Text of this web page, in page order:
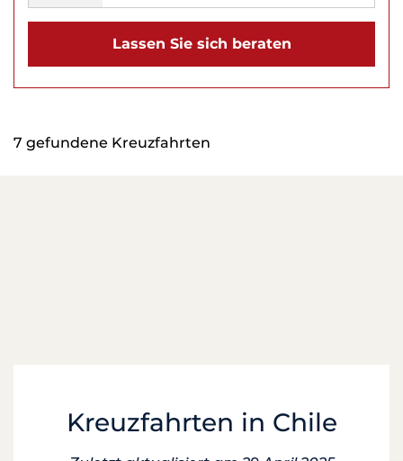
Lassen Sie sich beraten
7 gefundene Kreuzfahrten
Kreuzfahrten in Chile